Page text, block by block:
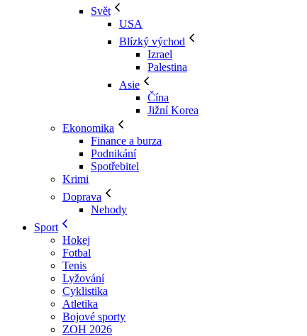
Svět
USA
Blízký východ
Izrael
Palestina
Asie
Čína
Jižní Korea
Ekonomika
Finance a burza
Podnikání
Spotřebitel
Krimi
Doprava
Nehody
Sport
Hokej
Fotbal
Tenis
Lyžování
Cyklistika
Atletika
Bojové sporty
ZOH 2026